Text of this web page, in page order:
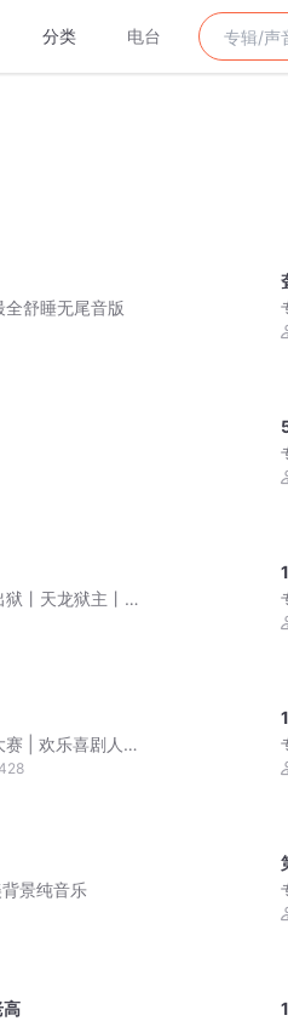
分类 电台
舒睡无尾音版
狱丨天龙狱主丨
赛 | 欢乐喜剧人 |
景纯音乐